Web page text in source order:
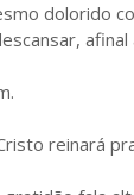
dolorido
reinará